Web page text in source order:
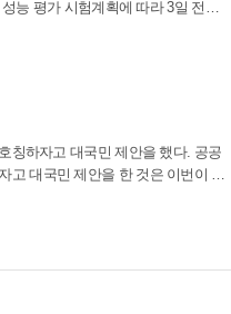
능 평가 시험계획에 따라 3일 전략
기체계들의 시험이 진행됐다고 5일
칭하자고 대국민 제안을 했다. 공공
고 대국민 제안을 한 것은 이번이 처
는 조선으로 호칭해왔다. 하지만 평